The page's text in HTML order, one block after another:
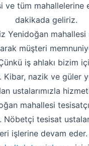
ve tüm mahallelerine
dakikada geliriz.
Yenidoğan mahallesi
müşteri
iş ahlakı bizim
Kibar, nazik ve güler
ustalarımızla
mahallesi
Nöbetçi tesisat
işlerine devam eder.